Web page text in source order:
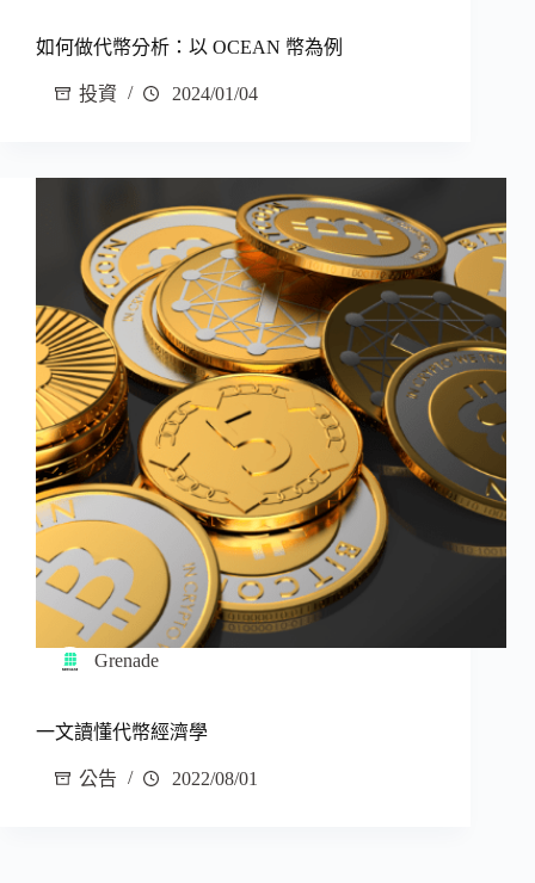
如何做代幣分析：以 OCEAN 幣為例
投資 2024/01/04
Grenade
一文讀懂代幣經濟學
公告 2022/08/01